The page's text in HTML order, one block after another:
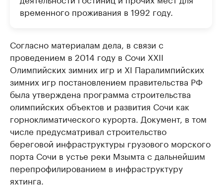
временного проживания в 1992 году.
Согласно материалам дела, в связи с
проведением в 2014 году в Сочи XXII
Олимпийских зимних игр и XI Паралимпийских
зимних игр постановлением правительства РФ
была утверждена программа строительства
олимпийских объектов и развития Сочи как
горноклиматического курорта. Документ, в том
числе предусматривал строительство
береговой инфраструктуры грузового морского
порта Сочи в устье реки Мзымта с дальнейшим
перепрофилированием в инфраструктуру
яхтинга.